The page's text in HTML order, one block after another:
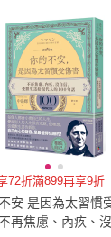
72折滿899再享9折
安 是因為太習慣
再焦慮、內疚、沒